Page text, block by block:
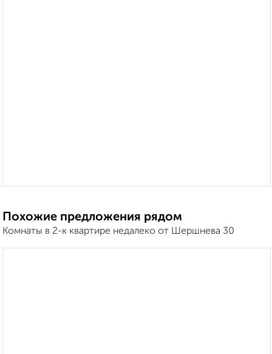
Похожие предложения рядом
Комнаты в 2-к квартире недалеко от Шершнева 30